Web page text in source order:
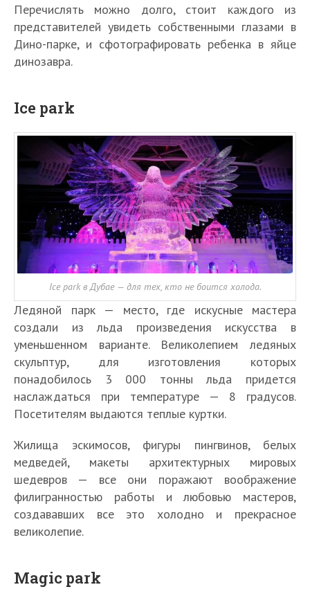
Перечислять можно долго, стоит каждого из
представителей увидеть собственными глазами в
Дино-парке, и сфотографировать ребенка в яйце
динозавра.
Ice park
Ice park в Дубае — для тех, кто не боится холода.
Ледяной парк — место, где искусные мастера
создали из льда произведения искусства в
уменьшенном варианте. Великолепием ледяных
скульптур, для изготовления которых
понадобилось 3 000 тонны льда придется
наслаждаться при температуре — 8 градусов.
Посетителям выдаются теплые куртки.
Жилища эскимосов, фигуры пингвинов, белых
медведей, макеты архитектурных мировых
шедевров — все они поражают воображение
филигранностью работы и любовью мастеров,
создававших все это холодно и прекрасное
великолепие.
Magic park